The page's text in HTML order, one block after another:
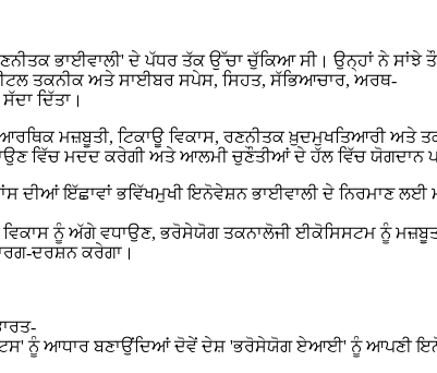
ਭਾਈਵਾਲੀ' ਦੇ ਪੱਧਰ ਤੱਕ ਉੱਚਾ ਚੁੱਕਿਆ ਸੀ। ਉਨ੍ਹਾਂ ਨੇ ਸਾਂਝੇ
ਤਕਨੀਕ ਅਤੇ ਸਾਈਬਰ ਸਪੇਸ, ਸਿਹਤ, ਸੱਭਿਆਚਾਰ, ਅਰਥ-
ਦਿੱਤਾ।
ਮਜ਼ਬੂਤੀ, ਟਿਕਾਊ ਵਿਕਾਸ, ਰਣਨੀਤਕ ਖ਼ੁਦਮੁਖਤਿਆਰੀ ਅਤੇ
ਵਿੱਚ ਮਦਦ ਕਰੇਗੀ ਅਤੇ ਆਲਮੀ ਚੁਣੌਤੀਆਂ ਦੇ ਹੱਲ ਵਿੱਚ ਯੋਗਦਾਨ
ਦੀਆਂ ਇੱਛਾਵਾਂ ਭਵਿੱਖਮੁਖੀ ਇਨੋਵੇਸ਼ਨ ਭਾਈਵਾਲੀ ਦੇ
ਨੂੰ ਅੱਗੇ ਵਧਾਉਣ, ਭਰੋਸੇਯੋਗ ਤਕਨਾਲੋਜੀ ਈਕੋਸਿਸਟਮ ਨੂੰ
ਦਰਸ਼ਨ ਕਰੇਗਾ।
ਨੂੰ ਆਧਾਰ ਬਣਾਉਂਦਿਆਂ ਦੋਵੇਂ ਦੇਸ਼ 'ਭਰੋਸੇਯੋਗ ਏਆਈ' ਨੂੰ ਆਪਣੀ